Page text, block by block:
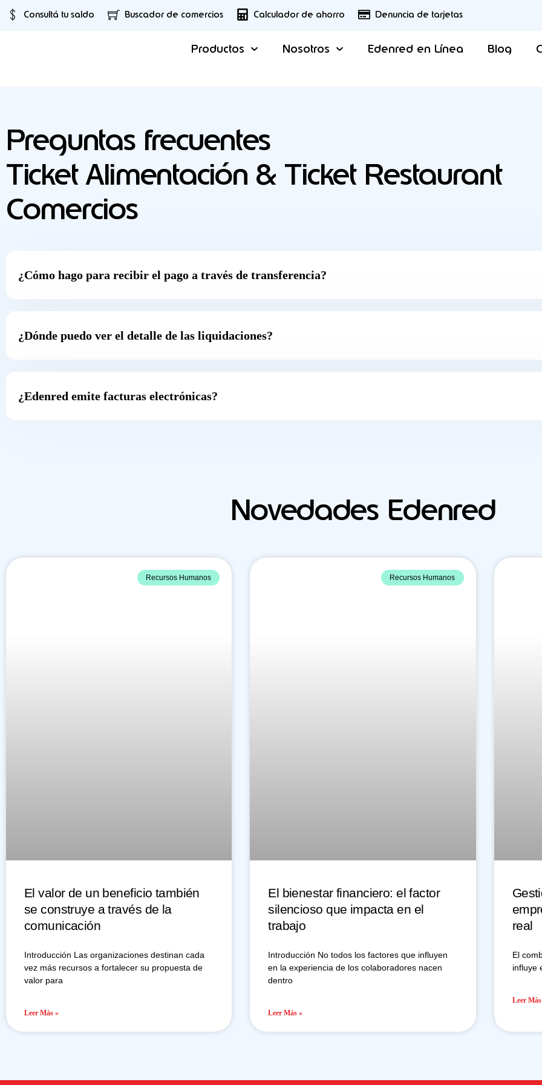
Consultá tu saldo Buscador de comercios Calculador de ahorro Denuncia de tarjetas
Productos Nosotros Edenred en Línea Blog
Preguntas frecuentes
Ticket Alimentación & Ticket Restaurant
Comercios
¿Cómo hago para recibir el pago a través de transferencia?
¿Dónde puedo ver el detalle de las liquidaciones?
¿Edenred emite facturas electrónicas?
Novedades Edenred
Recursos Humanos
El valor de un beneficio también
se construye a través de la
comunicación
Introducción Las organizaciones destinan cada
vez más recursos a fortalecer su propuesta de
valor para
Leer Más »
Recursos Humanos
El bienestar financiero: el factor
silencioso que impacta en el
trabajo
Introducción No todos los factores que influyen
en la experiencia de los colaboradores nacen
dentro
Leer Más »
real
El
influye
Leer